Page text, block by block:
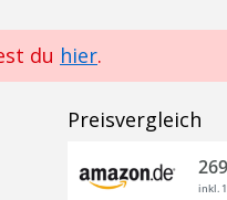
du hier.
Preisvergleich
inkl.